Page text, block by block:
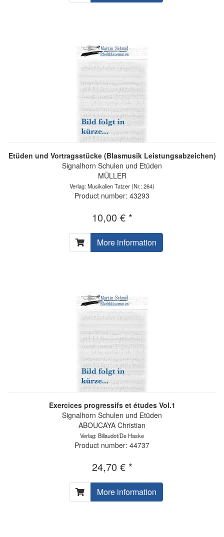
Etüden und Vortragsstücke (Blasmusik Leistungsabzeichen)
Signalhorn Schulen und Etüden
MÜLLER
Verlag: Musikalien Tatzer(Nr.: 264)
Product number: 43293
10,00 € *
More information
Exercices progressifs et études Vol.1
Signalhorn Schulen und Etüden
ABOUCAYA Christian
Verlag: Billaudot/De Haske
Product number: 44737
24,70 € *
More information